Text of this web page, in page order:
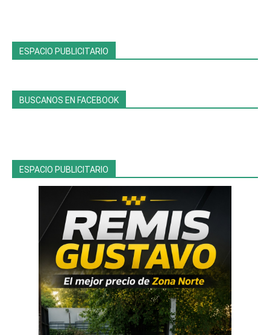
ESPACIO PUBLICITARIO
BUSCANOS EN FACEBOOK
ESPACIO PUBLICITARIO